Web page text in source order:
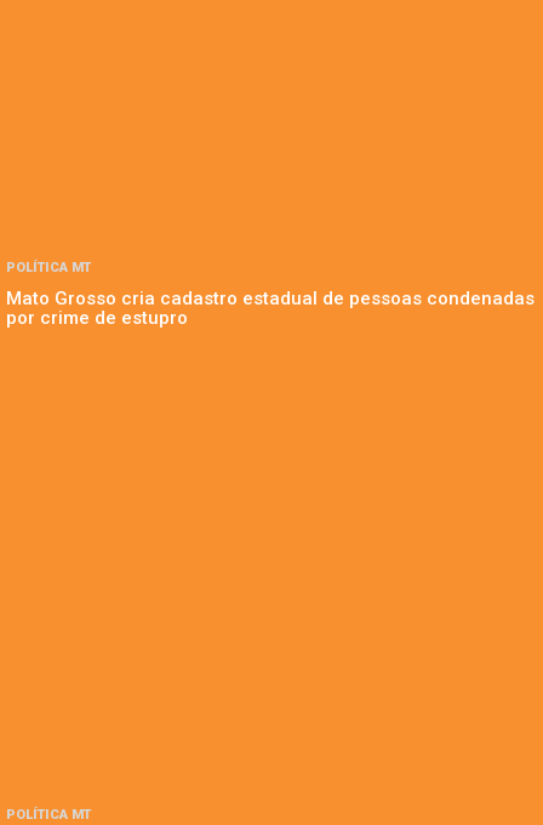
POLÍTICA MT
Mato Grosso cria cadastro estadual de pessoas condenadas
por crime de estupro
POLÍTICA MT